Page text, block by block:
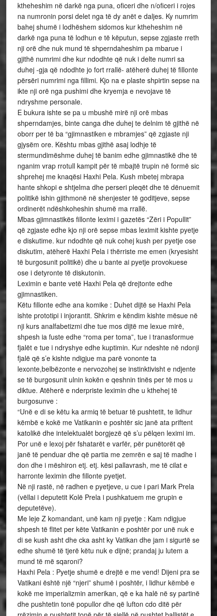
ktheheshim në darkë nga puna, oficeri dhe n/oficeri i rojes
na numronin porsi delet nga të dy anët e daljes. Ky numrim
bahej shumë i lodhëshem sidomos kur ktheheshim në
darkë nga puna të lodhun e të këputun, sepse zgjaste rreth
nji orë dhe nuk mund të shperndaheshim pa mbarue i
gjithë numrimi dhe kur ndodhte që nuk i delte numri sa
duhej -gja që ndodhte jo fort rrallë- atëherë duhej të fillonte
përsëri numrimi nga fillimi. Kjo na e plaste shpirtin sepse na
ikte nji orë nga pushimi dhe kryemja e nevojave të
ndryshme personale.
E bukura ishte se pa u mbushë mirë nji orë mbas
shperndamjes, binte canga dhe duhej te delnim të gjithë në
oborr per të ba “gjimnastiken e mbramjes” që zgjaste nji
gjysëm ore. Kështu mbas gjithë asaj lodhje të
stermundimëshme duhej të banim edhe gjimnastikë dhe të
nganim vrap rrotull kampit për të mbajtë trupin në formë sic
shprehej me knaqësi Haxhi Pela. Kush mbetej mbrapa
hante shkopi e shtjelma dhe perseri pleqët dhe të dënuemit
politikë ishin gjithmonë në shenjester të goditjeve, sepse
ordinerët ndëshkoheshin shumë ma rrallë.
Mbas gjimnastikës fillonte leximi i gazetës “Zëri i Popullit”
që zgjaste edhe kjo nji orë sepse mbas leximit kishte pyetje
e diskutime. kur ndodhte që nuk cohej kush per pyetje ose
diskutim, atëherë Haxhi Pela i thërriste me emen (kryesisht
të burgosunit politikë) dhe u bante ai pyetje provokuese
ose i detyronte të diskutonin.
Leximin e bante vetë Haxhi Pela që drejtonte edhe
gjimnastiken.
Këtu fillonte edhe ana komike : Duhet dijtë se Haxhi Pela
ishte prototipi i injorantit. Shkrim e këndim kishte mësue në
nji kurs analfabetizmi dhe tue mos dijtë me lexue mirë,
shpesh ia fuste edhe “roma per toma”, tue i tranasformue
fjalët e tue i ndryshye edhe kuptimin. Kur ndeshte në ndonji
fjalë që s’e kishte ndigjue ma parë vononte ta
lexonte,belbëzonte e nervozohej se instinktivisht e ndjente
se të burgosunit ulnin kokën e qeshnin tinës per të mos u
diktue. Atëherë e nderpriste leximin dhe u kthehej të
burgosunve :
“Unë e di se këtu ka armiq të betuar të pushtetit, te lidhur
këmbë e kokë me Vatikanin e poshtër sic janë ata priftent
katolikë dhe intelektualët borgjezë që s’u pëlqen leximi im.
Por unë e lexoj për fshatarët e varfër, për punëtorët që
janë të penduar dhe që partia me zemrën e saj të madhe i
don dhe i mëshiron etj. etj. kësi pallavrash, me të cilat e
harronte leximin dhe fillonte pyetjet.
Në nji rastë, në radhen e pyetjeve, u cue i pari Mark Prela
(vëllai i deputetit Kolë Prela i pushkatuem me grupin e
deputetëve).
Me leje Z komandant, unë kam nji pyetje : Kam ndigjue
shpesh të flitet per këte Vatikanin e poshtër por unë nuk e
di se kush asht dhe cka asht ky Vatikan dhe jam i sigurtë se
edhe shumë të tjerë këtu nuk e dijnë; prandaj ju lutem a
mund të më sqaroni?
Haxhi Pela : Pyetje shumë e drejtë e me vend! Dijeni pra se
Vatikani është një “njeri” shumë i poshtër, i lidhur këmbë e
kokë me imperializmin amerikan, që e ka halë në sy partinë
dhe pushtetin tonë popullor dhe që lufton cdo ditë për